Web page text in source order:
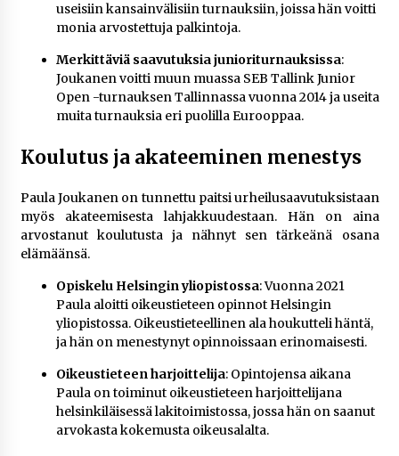
4 viikkoa sitten
Pamela Anderson ikä, ura ja elämä
4 viikkoa sitten
suomalaisten pelaajien on hyvä tietää
useisiin kansainvälisiin turnauksiin, joissa hän voitti
monia arvostettuja palkintoja.
Merkittäviä saavutuksia junioriturnauksissa:
Joukanen voitti muun muassa SEB Tallink Junior
Open -turnauksen Tallinnassa vuonna 2014 ja useita
muita turnauksia eri puolilla Eurooppaa.
Koulutus ja akateeminen menestys
Paula Joukanen on tunnettu paitsi urheilusaavutuksistaan
myös akateemisesta lahjakkuudestaan. Hän on aina
arvostanut koulutusta ja nähnyt sen tärkeänä osana
elämäänsä.
Opiskelu Helsingin yliopistossa: Vuonna 2021
Paula aloitti oikeustieteen opinnot Helsingin
yliopistossa. Oikeustieteellinen ala houkutteli häntä,
ja hän on menestynyt opinnoissaan erinomaisesti.
Oikeustieteen harjoittelija: Opintojensa aikana
Paula on toiminut oikeustieteen harjoittelijana
helsinkiläisessä lakitoimistossa, jossa hän on saanut
arvokasta kokemusta oikeusalalta​.